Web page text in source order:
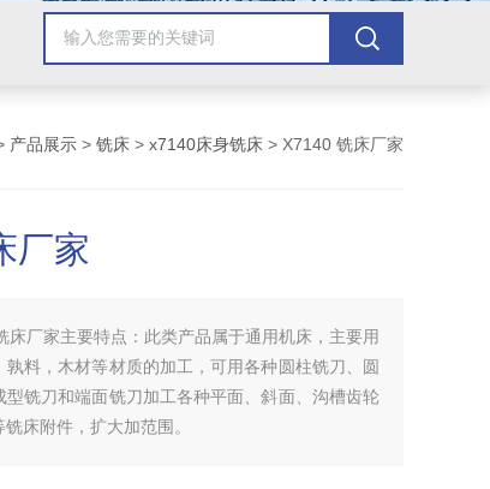
产品展示 > 铣床 > x7140床身铣床 > X7140 铣床厂家
厂家
床厂家主要特点：此类产品属于通用机床，主要用
料，木材等材质的加工，可用各种圆柱铣刀、圆
型铣刀和端面铣刀加工各种平面、斜面、沟槽齿轮
床附件，扩大加范围。